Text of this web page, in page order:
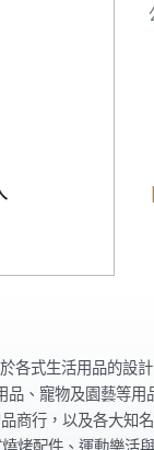
各式生活用品的設
品、寵物及園藝等用
商行，以及各大知